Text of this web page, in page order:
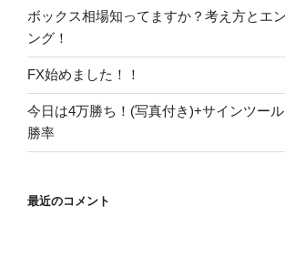
ボックス相場知ってますか？考え方とエ
ング！
FX始めました！！
今日は4万勝ち！(写真付き)+サインツー
勝率
最近のコメント